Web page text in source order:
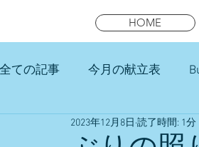
HOME
全ての記事 今月の献立表
未就園児スマイルキッズランチ
2023年12月8日 読了時間: 1分